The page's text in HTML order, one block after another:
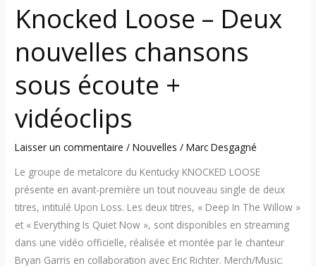
Knocked Loose – Deux
nouvelles chansons
sous écoute +
vidéoclips
Laisser un commentaire /Nouvelles /Marc Desgagné
Le groupe de metalcore du Kentucky KNOCKED LOOSE
présente en avant-première un tout nouveau single de deux
titres, intitulé Upon Loss. Les deux titres, « Deep In The Willow »
et « Everything Is Quiet Now », sont disponibles en streaming
dans une vidéo officielle, réalisée et montée par le chanteur
Bryan Garris en collaboration avec Eric Richter. Merch/Music: